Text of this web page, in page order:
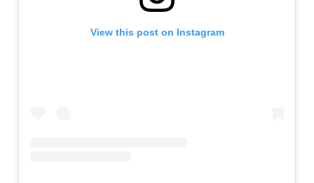
View this post on Instagram